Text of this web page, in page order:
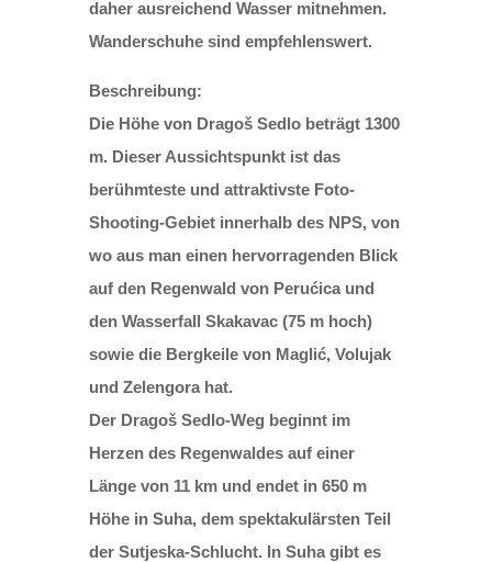
daher ausreichend Wasser mitnehmen.
Wanderschuhe sind empfehlenswert.
Beschreibung:
Die Höhe von Dragoš Sedlo beträgt 1300
m. Dieser Aussichtspunkt ist das
berühmteste und attraktivste Foto-
Shooting-Gebiet innerhalb des NPS, von
wo aus man einen hervorragenden Blick
auf den Regenwald von Perućica und
den Wasserfall Skakavac (75 m hoch)
sowie die Bergkeile von Maglić, Volujak
und Zelengora hat.
Der Dragoš Sedlo-Weg beginnt im
Herzen des Regenwaldes auf einer
Länge von 11 km und endet in 650 m
Höhe in Suha, dem spektakulärsten Teil
der Sutjeska-Schlucht. In Suha gibt es